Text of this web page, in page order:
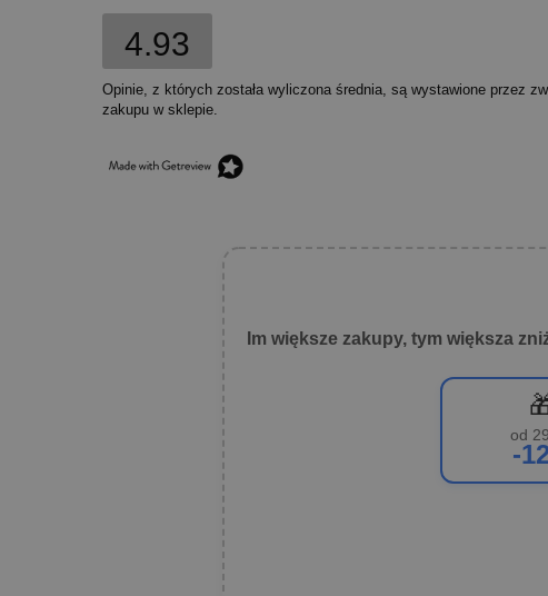
4.93
Opinie, z których została wyliczona średnia, są wystawione przez
zakupu w sklepie.
Im większe zakupy, tym większa
od
-